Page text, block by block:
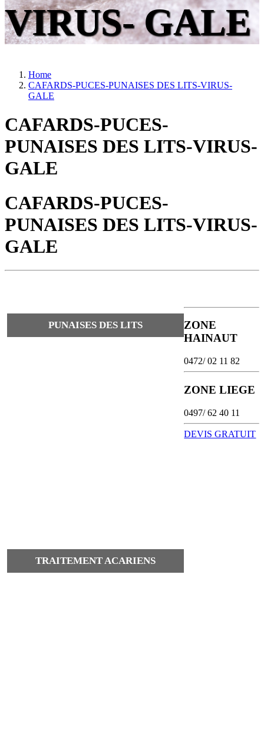
VIRUS- GALE
Home
CAFARDS-PUCES-PUNAISES DES LITS-VIRUS-
GALE
CAFARDS-PUCES-
PUNAISES DES LITS-VIRUS-
GALE
CAFARDS-PUCES-
PUNAISES DES LITS-VIRUS-
GALE
PUNAISES DES LITS
TRAITEMENT ACARIENS
ZONE
HAINAUT
0472/ 02 11 82
ZONE LIEGE
0497/ 62 40 11
DEVIS GRATUIT